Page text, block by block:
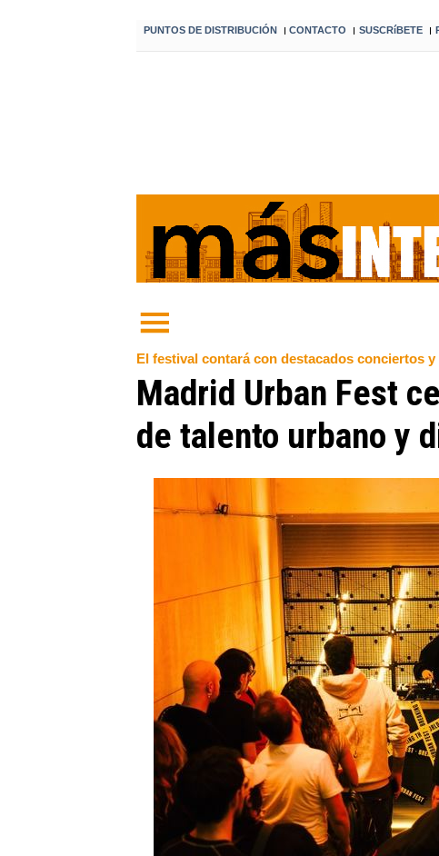
PUNTOS DE DISTRIBUCIÓN I CONTACTO I SUSCRíBETE I
El festival contará con destacados conciertos
Madrid Urban Fest
de talento urbano y